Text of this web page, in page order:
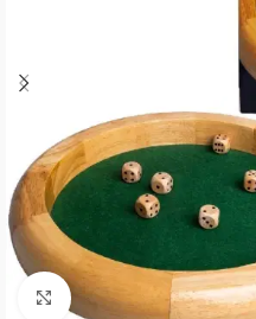
Klik om te vergroten